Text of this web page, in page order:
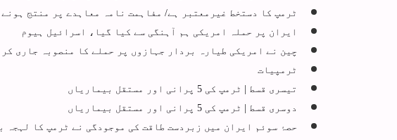
ٹرمپ کا دستخط غیرمعتبر ہے/ مفاہمت نامہ معاہدے پر منتج
ایران پر حملہ امریکی ہم آہنگی سے کیا گیا، اسرائیل ہیوم
چین نے امریکی طیارہ بردار جہازوں پر حملے کا منصوبہ جاری کر
ٹرمپیات
تیسری قسط | ٹرمپ کی 5 پرانی اور مستقل بیماریاں
دوسری قسط | ٹرمپ کی 5 پرانی اور مستقل بیماریاں
حصۂ سوئم ایران میں زبردست طاقت کی موجودگی نے ٹرمپ کا لہجہ